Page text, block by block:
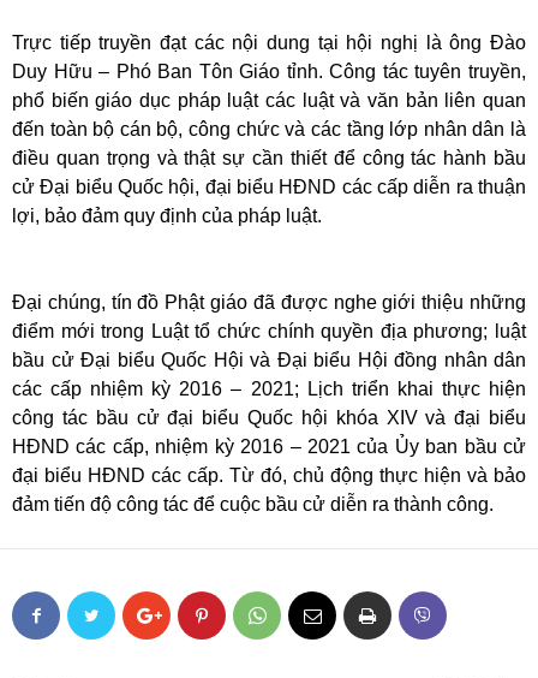
Trực tiếp truyền đạt các nội dung tại hội nghị là ông Đào
Duy Hữu – Phó Ban Tôn Giáo tỉnh. Công tác tuyên truyền,
phổ biến giáo dục pháp luật các luật và văn bản liên quan
đến toàn bộ cán bộ, công chức và các tầng lớp nhân dân là
điều quan trọng và thật sự cần thiết để công tác hành bầu
cử Đại biểu Quốc hội, đại biểu HĐND các cấp diễn ra thuận
lợi, bảo đảm quy định của pháp luật.
Đại chúng, tín đồ Phật giáo đã được nghe giới thiệu những
điểm mới trong Luật tổ chức chính quyền địa phương; luật
bầu cử Đại biểu Quốc Hội và Đại biểu Hội đồng nhân dân
các cấp nhiệm kỳ 2016 – 2021; Lịch triển khai thực hiện
công tác bầu cử đại biểu Quốc hội khóa XIV và đại biểu
HĐND các cấp, nhiệm kỳ 2016 – 2021 của Ủy ban bầu cử
đại biểu HĐND các cấp. Từ đó, chủ động thực hiện và bảo
đảm tiến độ công tác để cuộc bầu cử diễn ra thành công.